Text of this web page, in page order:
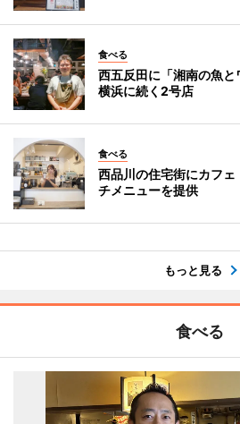
食べる
西五反田に「湘南の魚
横浜に続く2号店
食べる
西品川の住宅街にカフ
チメニューを提供
もっと見る
食べる